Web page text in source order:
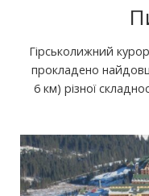
Гірськолижний
прокладено
6 км) різної